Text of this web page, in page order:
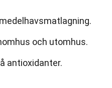
och utomhus.
antioxidanter.